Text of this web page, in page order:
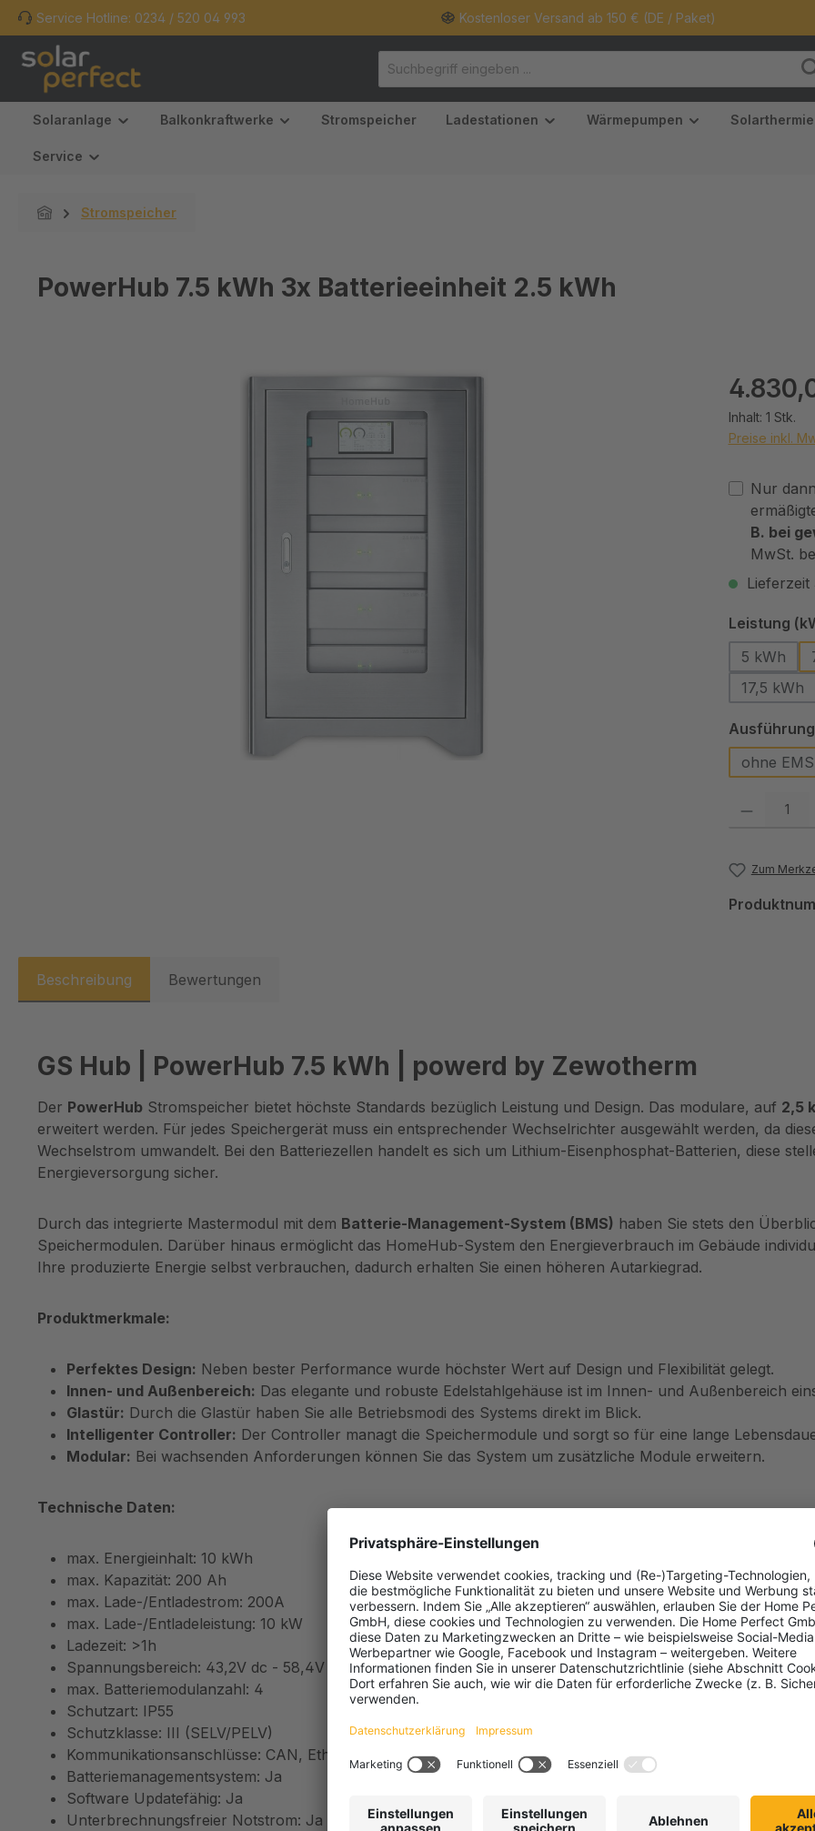
Hauptinhalt springen
Zur Suche springen
Zur Hauptnavigation springen
Service Hotline: 0234 / 520 04 993 Kostenloser Versand ab 150 € (DE / Paket)
Solaranlage Balkonkraftwerke Stromspeicher Ladestationen Wärmepumpen Solarthermie
Service
Stromspeicher
PowerHub 7.5 kWh 3x Batterieeinheit 2.5 kWh
Regulärer
Inhalt: 1 Stk.
Preise inkl.
Nur
B. bei
MwSt.
Leistung
5 kWh
17,5 kWh
Ausführung
ohne EMS
Produkt
Zum
Beschreibung Bewertungen
GS Hub | PowerHub 7.5 kWh | powerd by Zewotherm
Der PowerHub Stromspeicher bietet höchste Standards bezüglich Leistung und Design. Das modulare, auf 2,5
erweitert werden. Für jedes Speichergerät muss ein entsprechender Wechselrichter ausgewählt werden, da
Wechselstrom umwandelt. Bei den Batteriezellen handelt es sich um Lithium-Eisenphosphat-Batterien, diese
Energieversorgung sicher.
Durch das integrierte Mastermodul mit dem Batterie-Management-System (BMS) haben Sie stets den
Speichermodulen. Darüber hinaus ermöglicht das HomeHub-System den Energieverbrauch im Gebäude
Ihre produzierte Energie selbst verbrauchen, dadurch erhalten Sie einen höheren Autarkiegrad.
Produktmerkmale:
Perfektes Design: Neben bester Performance wurde höchster Wert auf Design und Flexibilität gelegt.
Innen- und Außenbereich: Das elegante und robuste Edelstahlgehäuse ist im Innen- und Außenbereich
Glastür: Durch die Glastür haben Sie alle Betriebsmodi des Systems direkt im Blick.
Intelligenter Controller: Der Controller managt die Speichermodule und sorgt so für eine lange
Modular: Bei wachsenden Anforderungen können Sie das System um zusätzliche Module erweitern.
Technische Daten:
max. Energieinhalt: 10 kWh
max. Kapazität: 200 Ah
max. Lade-/Entladestrom: 200A
max. Lade-/Entladeleistung: 10 kW
Ladezeit: >1h
Spannungsbereich: 43,2V dc - 58,4V dc
max. Batteriemodulanzahl: 4
Schutzart: IP55
Schutzklasse: III (SELV/PELV)
Kommunikationsanschlüsse: CAN, Ethernet
Batteriemanagementsystem: Ja
Software Updatefähig: Ja
Unterbrechnungsfreier Notstrom: Ja (für AC vom Batteriewechselrichter abhängig)